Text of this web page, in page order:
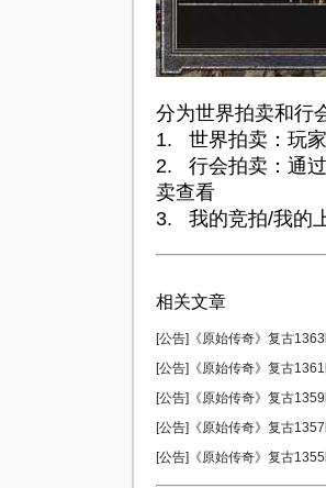
分为世界拍卖和行
1. 世界拍卖：玩
2. 行会拍卖：通过
卖查看
3. 我的竞拍/我的
相关文章
[公告]《原始传奇》复古
[公告]《原始传奇》复古
[公告]《原始传奇》复古
[公告]《原始传奇》复古
[公告]《原始传奇》复古